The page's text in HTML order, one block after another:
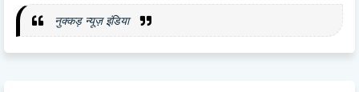
नुक्कड़ न्यूज़ इंडिया